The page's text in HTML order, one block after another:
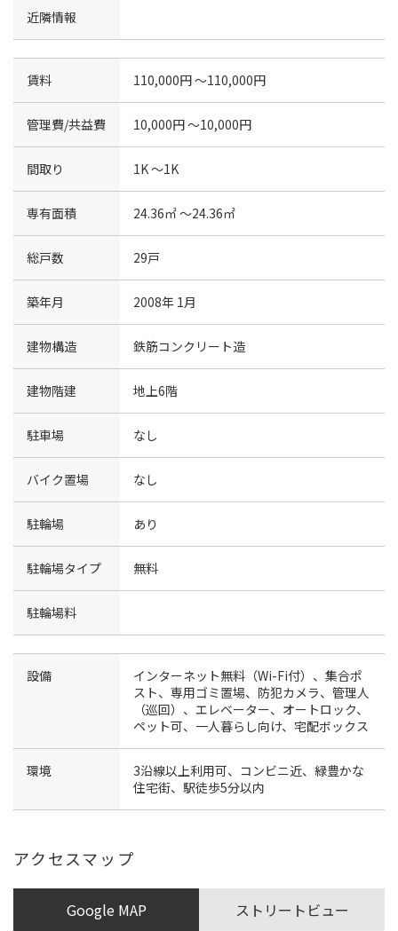
近隣情報
賃料 110,000円 〜110,000円
管理費/共益費 10,000円 〜10,000円
間取り 1K 〜1K
専有面積 24.36㎡ 〜24.36㎡
総戸数 29戸
築年月 2008年 1月
建物構造 鉄筋コンクリート造
建物階建 地上6階
駐車場 なし
バイク置場 なし
駐輪場 あり
駐輪場タイプ 無料
駐輪場料
設備
インターネット無料（Wi-Fi付）、集合ポ
スト、専用ゴミ置場、防犯カメラ、管理人
（巡回）、エレベーター、オートロック、
ペット可、一人暮らし向け、宅配ボックス
環境
3沿線以上利用可、コンビニ近、緑豊かな
住宅街、駅徒歩5分以内
アクセスマップ
Google MAP ストリートビュー